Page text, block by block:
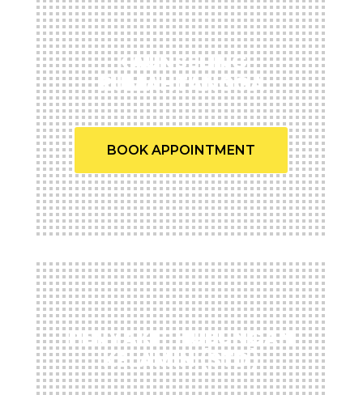
KAUNSELING
RUMAHTANGGA
BOOK APPOINTMENT
PENYAKIT HUBUNGAN
KELAMIN (STD)